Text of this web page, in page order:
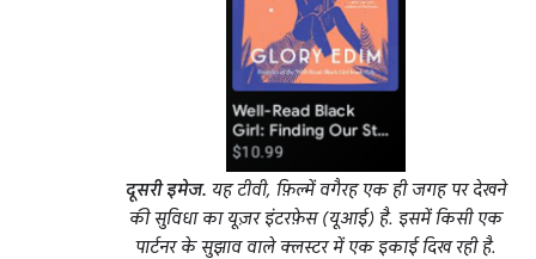
दूसरी इमेज. यह टीवी, फ़िल्में वगैरह एक ही जगह पर देखने
की सुविधा का यूज़र इंटरफ़ेस (यूआई) है. इसमें किसी एक
पार्टनर के सुझाव वाले क्लस्टर में एक इकाई दिख रही है.